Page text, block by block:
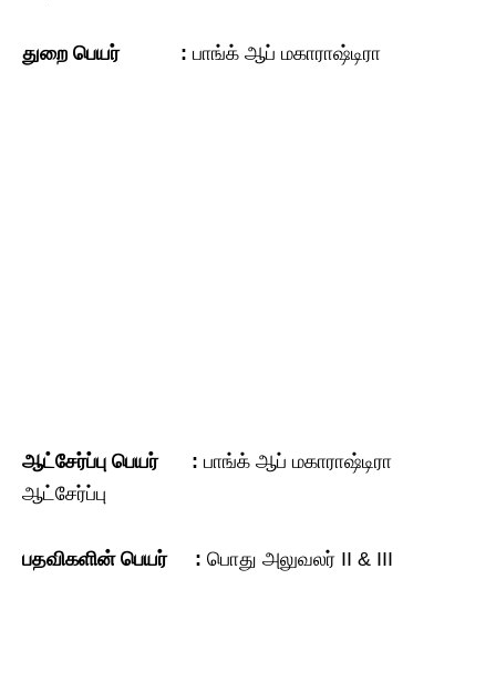
துறை பெயர் : பாங்க் ஆப் மகாராஷ்டிரா
ஆட்சேர்ப்பு பெயர் : பாங்க் ஆப் மகாராஷ்டிரா
ஆட்சேர்ப்பு
பதவிகளின் பெயர் : பொது அலுவலர் II & III